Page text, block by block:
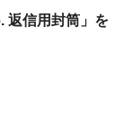
返信用封筒」を